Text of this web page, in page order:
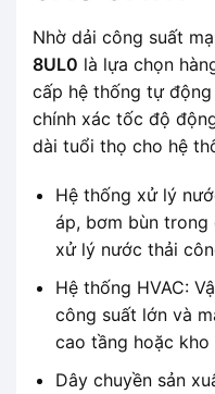
Nhờ dải công suất
8UL0 là lựa chọn
cấp hệ thống tự
chính xác tốc độ
dài tuổi thọ cho hệ
Hệ thống xử lý
áp, bơm bùn trong
xử lý nước thải
Hệ thống HVAC:
công suất lớn và
cao tầng hoặc kho
Dây chuyền sản